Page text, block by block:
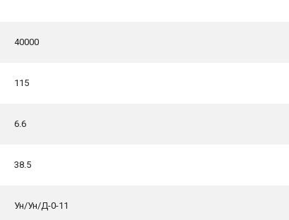
40000
115
6.6
38.5
Ун/Ун/Д-0-11